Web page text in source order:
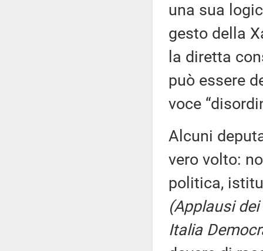
una sua
gesto della
la diretta
può essere
voce
Alcuni
vero volto:
politica,
(Applausi
Italia